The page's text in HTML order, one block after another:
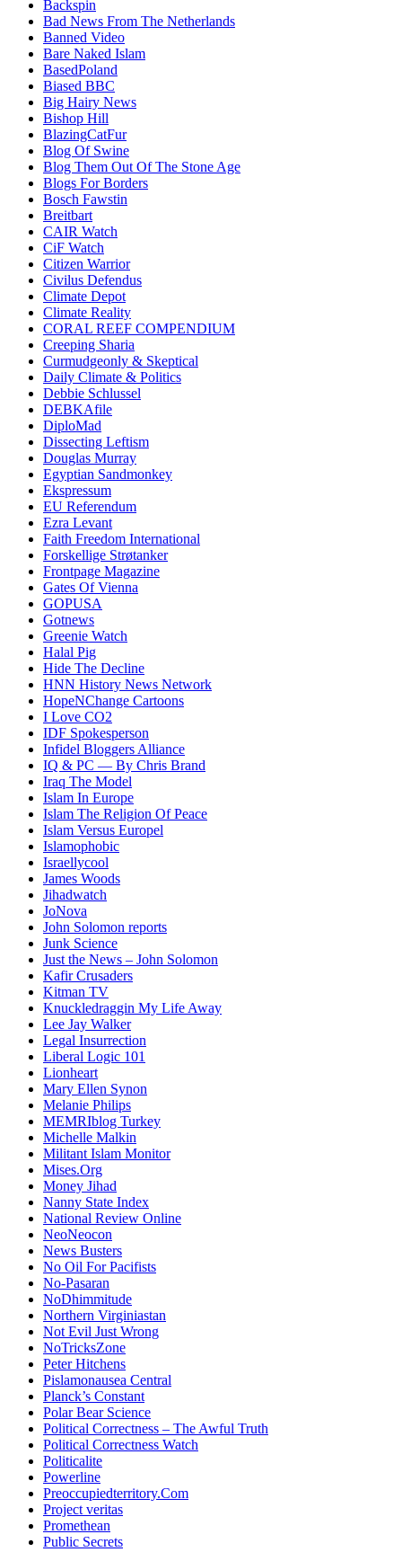
Backspin
Bad News From The Netherlands
Banned Video
Bare Naked Islam
BasedPoland
Biased BBC
Big Hairy News
Bishop Hill
BlazingCatFur
Blog Of Swine
Blog Them Out Of The Stone Age
Blogs For Borders
Bosch Fawstin
Breitbart
CAIR Watch
CiF Watch
Citizen Warrior
Civilus Defendus
Climate Depot
Climate Reality
CORAL REEF COMPENDIUM
Creeping Sharia
Curmudgeonly & Skeptical
Daily Climate & Politics
Debbie Schlussel
DEBKAfile
DiploMad
Dissecting Leftism
Douglas Murray
Egyptian Sandmonkey
Ekspressum
EU Referendum
Ezra Levant
Faith Freedom International
Forskellige Strøtanker
Frontpage Magazine
Gates Of Vienna
GOPUSA
Gotnews
Greenie Watch
Halal Pig
Hide The Decline
HNN History News Network
HopeNChange Cartoons
I Love CO2
IDF Spokesperson
Infidel Bloggers Alliance
IQ & PC — By Chris Brand
Iraq The Model
Islam In Europe
Islam The Religion Of Peace
Islam Versus Europel
Islamophobic
Israellycool
James Woods
Jihadwatch
JoNova
John Solomon reports
Junk Science
Just the News – John Solomon
Kafir Crusaders
Kitman TV
Knuckledraggin My Life Away
Lee Jay Walker
Legal Insurrection
Liberal Logic 101
Lionheart
Mary Ellen Synon
Melanie Philips
MEMRIblog Turkey
Michelle Malkin
Militant Islam Monitor
Mises.Org
Money Jihad
Nanny State Index
National Review Online
NeoNeocon
News Busters
No Oil For Pacifists
No-Pasaran
NoDhimmitude
Northern Virginiastan
Not Evil Just Wrong
NoTricksZone
Peter Hitchens
Pislamonausea Central
Planck’s Constant
Polar Bear Science
Political Correctness – The Awful Truth
Political Correctness Watch
Politicalite
Powerline
Preoccupiedterritory.Com
Project veritas
Promethean
Public Secrets